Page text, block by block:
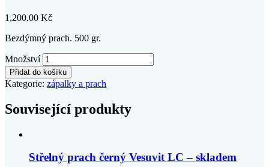
1,200.00 Kč
Bezdýmný prach. 500 gr.
Množství
Přidat do košíku
Kategorie: zápalky a prach
Související produkty
Střelný prach černý Vesuvit LC – skladem